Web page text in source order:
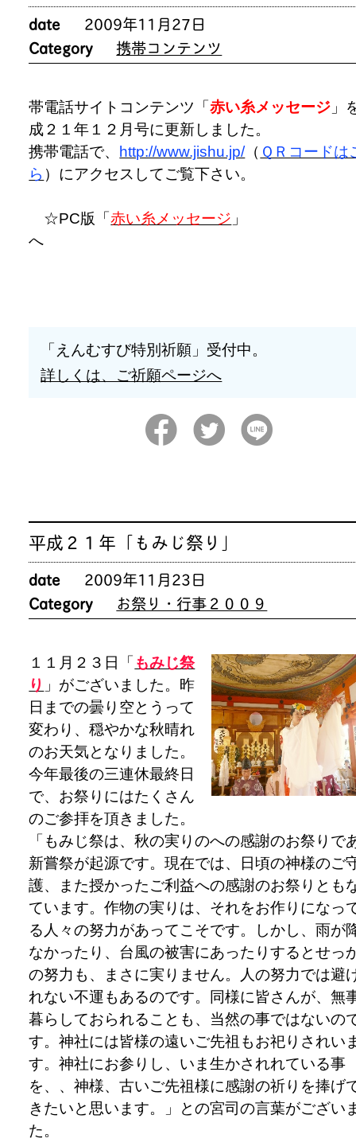
date
2009年11月27日
Category
携帯コンテンツ
帯電話サイトコンテンツ「赤い糸メッセージ 」
成２１年１２月号に更新しました。
携帯電話で、 http://www.jishu.jp/（ ＱＲコードは
ら ）にアクセスしてご覧下さい。
☆PC版「赤い糸メッセージ 」
「えんむすび特別祈願」受付中。
詳しくは、ご祈願ページへ
平成２１年「もみじ祭り」
date
2009年11月23日
Category
お祭り・行事２００９
１１月２３日「 もみじ祭
り 」がございました。昨
日までの曇り空とうって
変わり、穏やかな秋晴れ
のお天気となりました。
今年最後の三連休最終日
で、お祭りにはたくさん
のご参拝を頂きました。
「もみじ祭は、秋の実りのへの感謝のお祭りで
新嘗祭が起源です。現在では、日頃の神様のご
護、また授かったご利益への感謝のお祭りとも
ています。作物の実りは、それをお作りになっ
る人々の努力があってこそです。しかし、雨が
なかったり、台風の被害にあったりするとせっ
の努力も、まさに実りません。人の努力では避
れない不運もあるのです。同様に皆さんが、無
暮らしておられることも、当然の事ではないの
す。神社には皆様の遠いご先祖もお祀りされい
す。神社にお参りし、いま生かされれている事
を、、神様、古いご先祖様に感謝の祈りを捧げ
きたいと思います。」との宮司の言葉がござい
た。